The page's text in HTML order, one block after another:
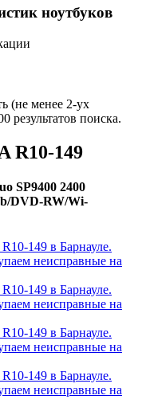
ноутбуков
(не менее 2-ух
результатов поиска.
R10-149
SP9400 2400
DVD-RW/Wi-